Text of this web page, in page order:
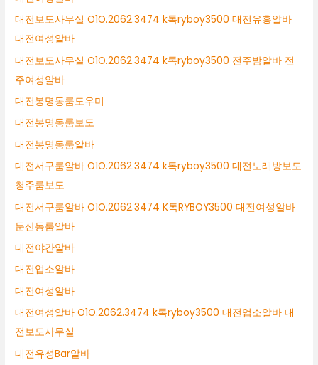
대전보도사무실 O1O.2062.3474 k톡ryboy3500 대전유흥알바
대전여성알바
대전보도사무실 O1O.2062.3474 k톡ryboy3500 전주밤알바 전
주여성알바
대전봉명동룸도우미
대전봉명동룸보도
대전봉명동룸알바
대전서구룸알바 O1O.2062.3474 k톡ryboy3500 대전노래방보도
청주룸보도
대전서구룸알바 O1O.2062.3474 K톡RYBOY3500 대전여성알바
둔산동룸알바
대전야간알바
대전업소알바
대전여성알바
대전여성알바 O1O.2062.3474 k톡ryboy3500 대전업소알바 대
전보도사무실
대전유성Bar알바